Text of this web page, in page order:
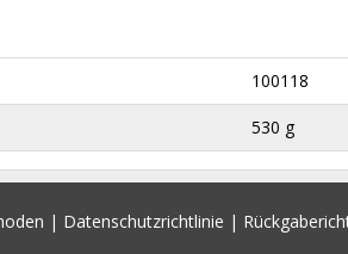
100118
530 g
| Datenschutzrichtlinie |